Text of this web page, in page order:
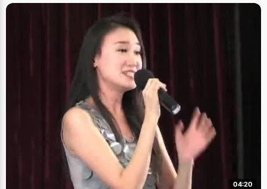
去的那种"。因为这份爱好，朱诗雄被老师看中去参加计算机竞赛，并获得了
晋江市的第一名。此外，朱诗雄还有很多值得一提的荣誉，全国物理竞赛二
等奖，作文竞赛晋江第一名，希望杯全国数学竞赛二等奖。 朱诗雄的名校梦
想持续了两年，第一年，由于过度紧张，发挥失误，在强项科目数学上失利
30分，遗憾落榜，当时填志愿的时候，朱诗雄只填了复旦大学一个志愿，并
做好了复读的打算。第二年，他终于以679分的好成绩如愿进入北大，实现
梦想，并不在于时间的长短。朱诗雄高中状元以后，引起晋江市的一片哗
然，在此之前，还从未出现过高考状元呢，朱诗雄也算是首开记录的人，清
华、北大也次年里，也开始给这个学校分配自主招生名额了。 现在想起来，
高中时候那些忙碌难熬的日子已经不算什么了，因为在北大的生活更累，朱
诗雄说，"北大里人才济济，尤其是学计算机的人，课本以外要学的更多，实
践经验更重要，"所以，在北大的日子里，朱诗雄依然是忙忙碌碌，早起晚
归，不在实验室，就在去实验室的路上&hellip;&hellip; 编后语： 这里要插上
一句，那就是唯物辩证法，每一样新事物都有两面性，关键就在于看待他的
人是如何理解的。游戏，可以害人，可以助人，愚钝的人沉迷其中，不思进
取，比如很多迷途的青少年；聪明的人借以缓解压力，学习英语，或者升华
到更高层次，比如文章主人公朱诗雄。所以，我们不要一味的去批判什么、
推翻什么，如何审视取益才是关键，说不定坏的事物也能起到好的效果，你
04:20